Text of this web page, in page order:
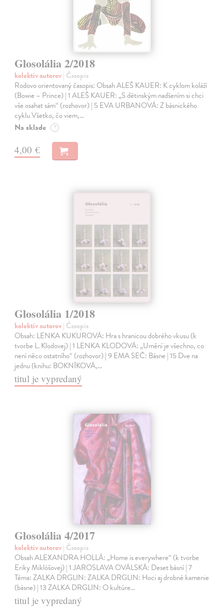
Glosolália 2/2018
kolektív autorov| Časopis
Rodovo orientovaný časopis: Obsah ALEŠ KAUER: K cyklom koláží
(Bowie – Prince) | 1 ALEŠ KAUER: „S dětinským nadšením si chci
vše osahat sám“ (rozhovor) | 5 EVA URBANOVÁ: Z básnického
cyklu Všetko, čo viem,…
Na sklade ?
4,00 €
Glosolália 1/2018
kolektív autorov| Časopis
Obsah: LENKA KUKUROVÁ: Hra s hranicou dobrého vkusu (k
tvorbe L. Klodovej) | 1 LENKA KLODOVÁ: „Umění je všechno, co
není něco ostatního“ (rozhovor) | 9 EMA SEČ: Básne | 15 Dve na
jednu (knihu: BOKNÍKOVÁ,…
titul je vypredaný
Glosolália 4/2017
kolektív autorov| Časopis
Obsah ALEXANDRA HOLLÁ: „Home is everywhere“ (k tvorbe
Eriky Miklóšovej) | 1 JAROSLAVA OVÁLSKÁ: Deset básní | 7
Téma: ZALKA DRGLIN: ZALKA DRGLIN: Hoci aj drobné kamenie
(básne) | 13 ZALKA DRGLIN: O kultúre…
titul je vypredaný